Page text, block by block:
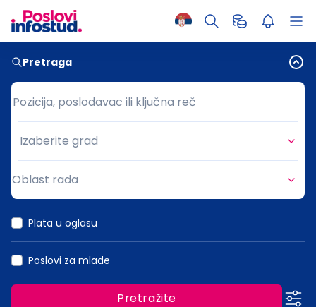
Pretraga
Pozicija, poslodavac ili ključna reč
Pozicija, poslodavac ili ključna reč
Grad
Izaberite grad
Oblast rada
Plata u oglasu
Poslovi za mlade
Pretražite